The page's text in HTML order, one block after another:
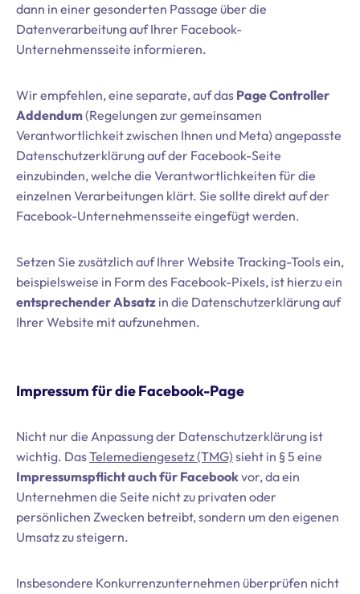
dann in einer gesonderten Passage über die
Datenverarbeitung auf Ihrer Facebook-
Unternehmensseite informieren.
Wir empfehlen, eine separate, auf das Page Controller
Addendum(Regelungen zur gemeinsamen
Verantwortlichkeit zwischen Ihnen und Meta) angepasste
Datenschutzerklärung auf der Facebook-Seite
einzubinden, welche die Verantwortlichkeiten für die
einzelnen Verarbeitungen klärt. Sie sollte direkt auf der
Facebook-Unternehmensseite eingefügt werden.
Setzen Sie zusätzlich auf Ihrer Website Tracking-Tools ein,
beispielsweise in Form des Facebook-Pixels, ist hierzu ein
entsprechender Absatz in die Datenschutzerklärung auf
Ihrer Website mit aufzunehmen.
Impressum für die Facebook-Page
Nicht nur die Anpassung der Datenschutzerklärung ist
wichtig. DasTelemediengesetz (TMG) sieht in § 5 eine
Impressumspflicht auch für Facebookvor, da ein
Unternehmen die Seite nicht zu privaten oder
persönlichen Zwecken betreibt, sondern um den eigenen
Umsatz zu steigern.
Insbesondere Konkurrenzunternehmen überprüfen nicht